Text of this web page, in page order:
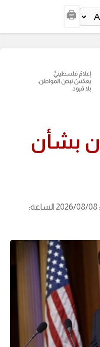
🖨️
بشأن
نشر بتاريخ: 2025/07/10 (آخر تحديث: 2026/08/08 الساعة: